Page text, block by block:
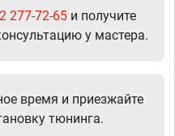
277-72-65 и получите
у мастера.
время и приезжайте
тюнинга.